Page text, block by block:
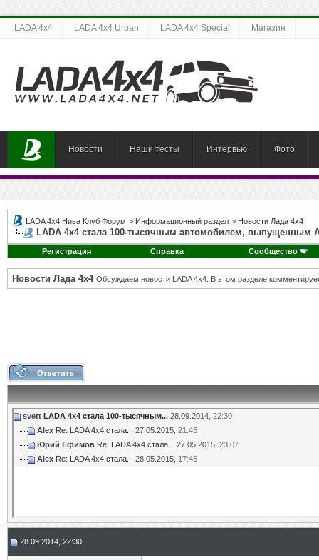
LADA 4x4 LADA 4x4 Urban LADA 4x4 Special Магазин
Новости Наши тесты Интервью Фото
LADA 4x4 Нива Клуб Форум > Информационный раздел > Новости Лада 4х4
LADA 4x4 стала 100-тысячным автомобилем, выпущенным
Регистрация Справка Сообщество
Новости Лада 4х4 Обсуждаем новости LADA 4x4. В этом разделе
svett LADA 4x4 стала 100-тысячным... 28.09.2014, 22:30
Alex Re: LADA 4x4 стала... 27.05.2015, 21:45
Юрий Ефимов Re: LADA 4x4 стала... 27.05.2015, 23:07
Alex Re: LADA 4x4 стала... 28.05.2015, 17:46
28.09.2014, 22:30